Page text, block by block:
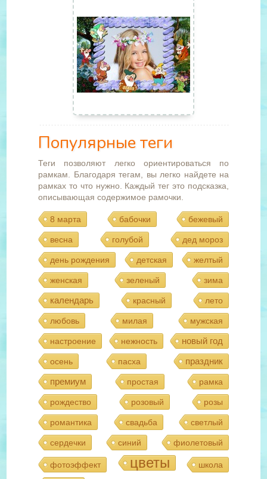
Популярные теги
Теги позволяют легко ориентироваться по
рамкам. Благодаря тегам, вы легко найдете на
рамках то что нужно. Каждый тег это подсказка,
описывающая содержимое рамочки.
8 марта бабочки бежевый
весна голубой дед мороз
день рождения детская желтый
женская зеленый зима
календарь красный лето
любовь милая мужская
настроение нежность новый год
осень пасха
праздник
премиум
простая рамка
рождество розовый розы
романтика свадьба светлый
сердечки синий фиолетовый
фотоэффект цветы школа